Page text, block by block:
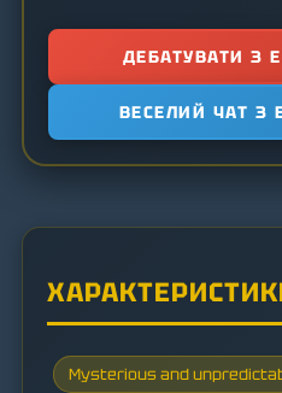
ДЕБАТУВАТИ З
ВЕСЕЛИЙ ЧАТ З
Mysterious and